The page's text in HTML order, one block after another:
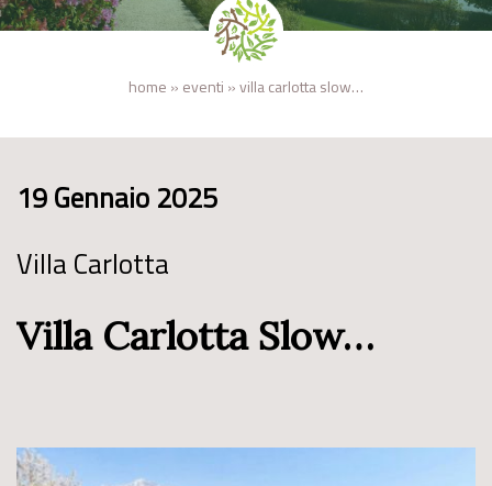
home » eventi »villa carlotta slow…
19 Gennaio 2025
Villa Carlotta
Villa Carlotta Slow…